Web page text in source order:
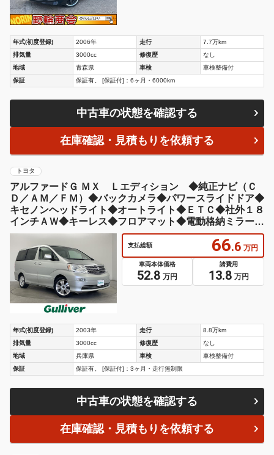
年式(初度登録) 2006年 走行
7.7万km
排気量
3000cc 修復歴
なし
地域
青森県 車検
車検整備付
保証
保証有。 [保証付]：6ヶ月・6000km
中古車の状態を確認する
在庫確認・見積もりを依頼する
トヨタ
アルファードＧ ＭＸ Ｌエディション ◆純正ナビ（Ｃ
Ｄ／ＡＭ／ＦＭ）◆バックカメラ◆パワースライドドア◆
キセノンヘッドライト◆オートライト◆ＥＴＣ◆社外１８
インチＡＷ◆キーレス◆フロアマット◆電動格納ミラー◆
コーナー
支払総額 66.6 万円
車両本体価格
52.8 万円
諸費用
13.8 万円
年式(初度登録) 2003年 走行
8.8万km
排気量
3000cc 修復歴
なし
地域
兵庫県 車検
車検整備付
保証
保証有。 [保証付]：3ヶ月・走行無制限
中古車の状態を確認する
在庫確認・見積もりを依頼する